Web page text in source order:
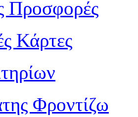
Προσφορές
Κάρτες
Φροντίζω